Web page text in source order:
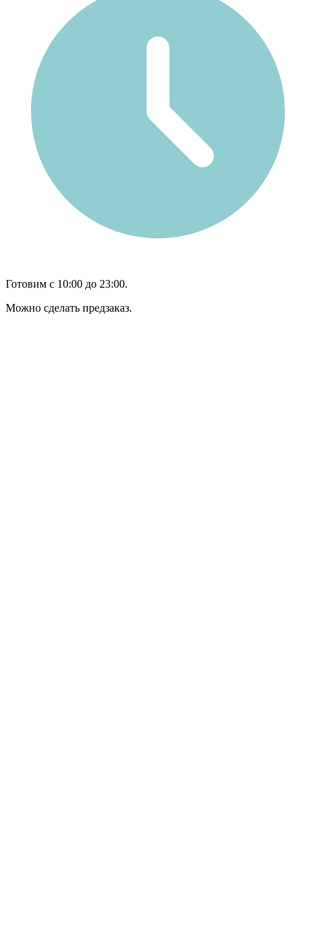
Готовим с 10:00 до 23:00.
Можно сделать предзаказ.